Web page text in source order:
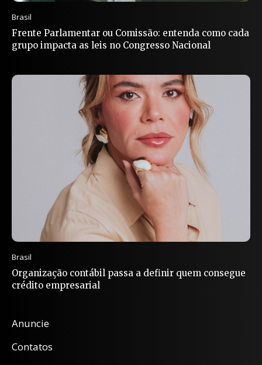
Brasil
Frente Parlamentar ou Comissão: entenda como cada
grupo impacta as leis no Congresso Nacional
Brasil
Organização contábil passa a definir quem consegue
crédito empresarial
Anuncie
Contatos